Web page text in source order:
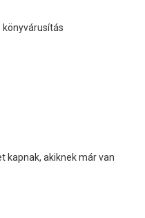
könyvárusítás
kapnak, akiknek már van